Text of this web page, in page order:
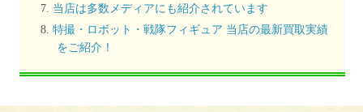
当店は多数メディアにも紹介されています
特撮・ロボット・戦隊フィギュア 当店の最新買取実績
をご紹介！